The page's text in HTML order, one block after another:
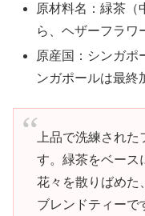
原材料名：緑茶（
ら、ヘザーフラワ
原産国：シンガ
ンガポールは最終
上品で洗練され
す。緑茶をベース
花々を散りばめた
ブレンドティーで